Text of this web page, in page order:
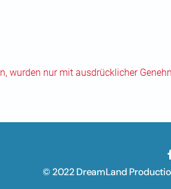
wurden nur mit ausdrücklicher
© 2022 DreamLand